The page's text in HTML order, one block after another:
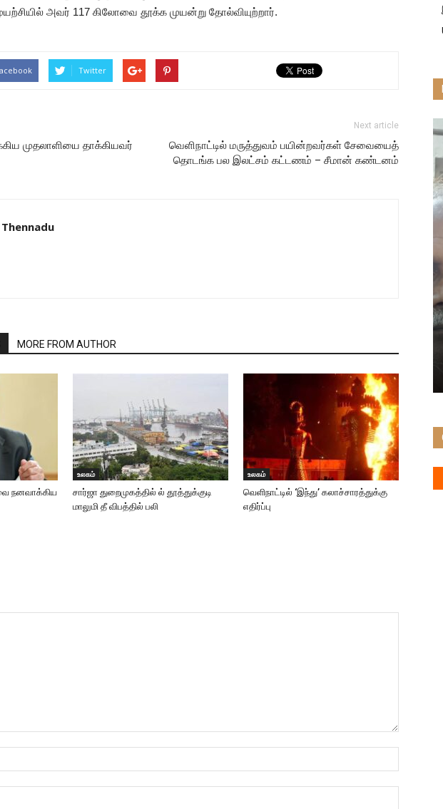
அவர் 117 கிலோவை தூக்க முயன்று தோல்வியுற்றார்.
Twitter
முதலாளியை தாக்கியவர்
Next article
வெளிநாட்டில் மருத்துவம் பயின்றவர்கள் சேவையைத்
தொடங்க பல இலட்சம் கட்டணம் – சீமான் கண்டனம்
Thennadu
MORE FROM AUTHOR
நனவாக்கிய
உலகம்
சார்ஜா துறைமுகத்தில் ல் தூத்துக்குடி
மாலுமி தீ விபத்தில் பலி
உலகம்
வெளிநாட்டில் ‘இந்து’ கலாச்சாரத்துக்கு
எதிர்ப்பு